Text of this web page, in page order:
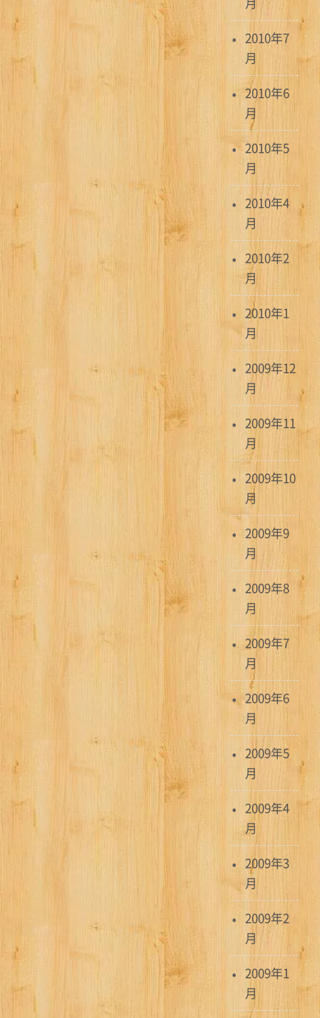
2010年7
月
2010年6
月
2010年5
月
2010年4
月
2010年2
月
2010年1
月
2009年12
月
2009年11
月
2009年10
月
2009年9
月
2009年8
月
2009年7
月
2009年6
月
2009年5
月
2009年4
月
2009年3
月
2009年2
月
2009年1
月